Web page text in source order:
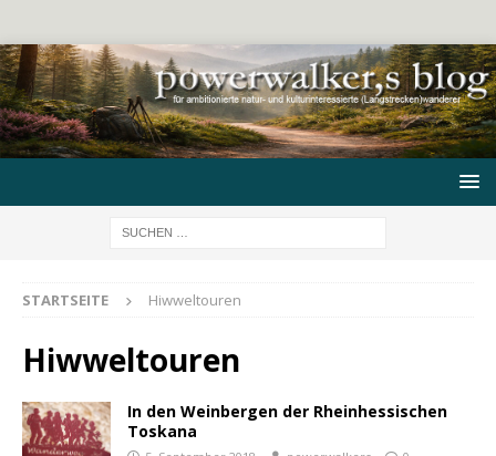
STARTSEITE Hiwweltouren
Hiwweltouren
In den Weinbergen der Rheinhessischen
Toskana